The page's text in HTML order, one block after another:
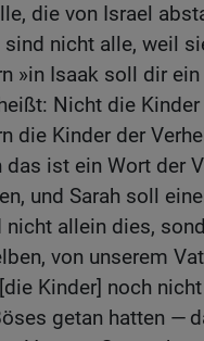
die von Israel
sind nicht alle, weil
»in Isaak soll dir
Nicht die
die Kinder der
das ist ein Wort der
und Sarah soll
nicht allein dies,
von unserem
Kinder] noch
getan hatten —